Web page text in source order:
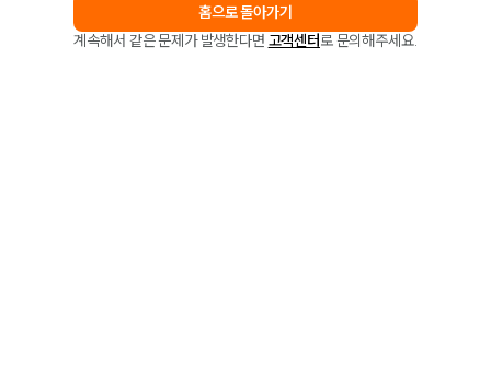
홈으로 돌아가기
계속해서 같은 문제가 발생한다면 고객센터로 문의해주세요.